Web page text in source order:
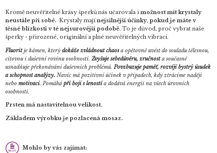
Kromě neuvěřitelné krásy šperků nás učarovala imožnost mít krystaly
neustále při sobě. Krystaly majínejsilnější účinky,pokud je máte v
těsné blízkosti v té nejsurovější podobě.To je důvod, proč vybrat naše
šperky - přirozené, originální a plné neuvěřitelných vibrací.
Fluoritje kámen, který dokáže zvládnout chaosa opětovně uvést do souladu tělesnou,
citovou i duševní rovinu osobnosti.Zvyšuje sebedůvěru, zručnosta současně
usnadňuje překonávání duševních problémů. Povzbuzuje paměť, rozvíjí bystrý úsudek
a schopnost analýzy. Navíc má pozitivní účinek v případech, kdy ztrácíme naději
nebomotivaci. Pomáhápři boji s lenostía dodává energii na všech úrovních
osobnosti.
Prsten má nastavitelnou velikost.
Základem výrobku je pozlacená mosaz.
Mohlo by vás zajímat: